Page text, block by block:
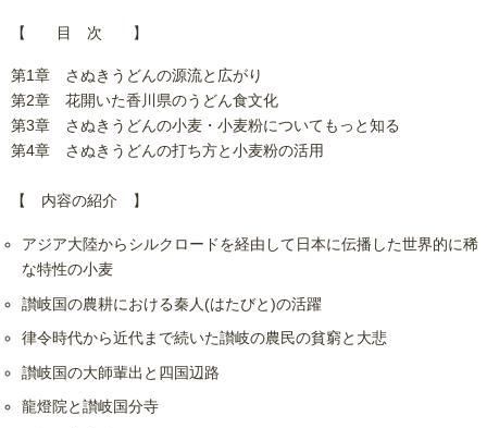
【 目 次 】
第1章 さぬきうどんの源流と広がり
第2章 花開いた香川県のうどん食文化
第3章 さぬきうどんの小麦・小麦粉についてもっと知る
第4章 さぬきうどんの打ち方と小麦粉の活用
【 内容の紹介 】
アジア大陸からシルクロードを経由して日本に伝播した世界的に稀
な特性の小麦
讃岐国の農耕における秦人(はたびと)の活躍
律令時代から近代まで続いた讃岐の農民の貧窮と大悲
讃岐国の大師輩出と四国辺路
龍燈院と讃岐国分寺